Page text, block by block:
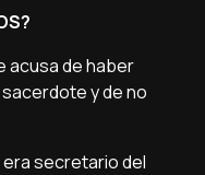
acusa de haber
y de no
secretario del